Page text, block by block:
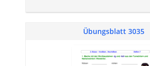
Übungsblatt 3035